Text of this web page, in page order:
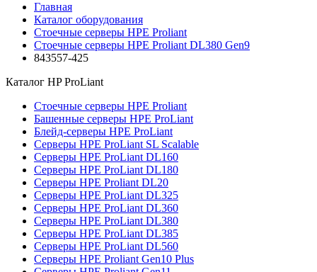
Главная
Каталог оборудования
Стоечные серверы HPE Proliant
Стоечные серверы HPE Proliant DL380 Gen9
843557-425
Каталог HP ProLiant
Стоечные серверы HPE Proliant
Башенные серверы HPE ProLiant
Блейд-серверы HPE ProLiant
Серверы HPE ProLiant SL Scalable
Серверы HPE ProLiant DL160
Серверы HPE ProLiant DL180
Серверы HPE Proliant DL20
Серверы HPE ProLiant DL325
Серверы HPE ProLiant DL360
Серверы HPE ProLiant DL380
Серверы HPE ProLiant DL385
Серверы HPE ProLiant DL560
Серверы HPE Proliant Gen10 Plus